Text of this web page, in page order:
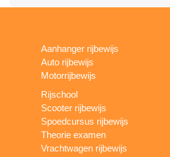
Aanhanger rijbewijs
Auto rijbewijs
Motorrijbewijs
Rijschool
Scooter rijbewijs
Spoedcursus rijbewijs
Theorie examen
Vrachtwagen rijbewijs